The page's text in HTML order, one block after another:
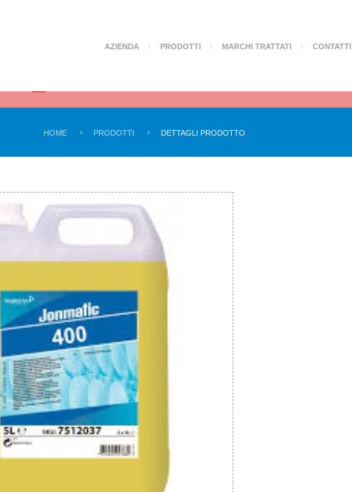
AZIENDA PRODOTTI MARCHI TRATTATI CONTATTI
HOME PRODOTTI DETTAGLI PRODOTTO